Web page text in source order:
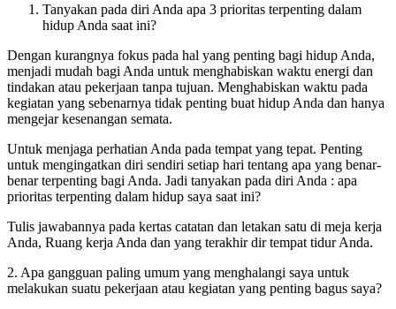
Tanyakan pada diri Anda apa 3 prioritas terpenting dalam
hidup Anda saat ini?
Dengan kurangnya fokus pada hal yang penting bagi hidup Anda,
menjadi mudah bagi Anda untuk menghabiskan waktu energi dan
tindakan atau pekerjaan tanpa tujuan. Menghabiskan waktu pada
kegiatan yang sebenarnya tidak penting buat hidup Anda dan hanya
mengejar kesenangan semata.
Untuk menjaga perhatian Anda pada tempat yang tepat. Penting
untuk mengingatkan diri sendiri setiap hari tentang apa yang benar-
benar terpenting bagi Anda. Jadi tanyakan pada diri Anda : apa
prioritas terpenting dalam hidup saya saat ini?
Tulis jawabannya pada kertas catatan dan letakan satu di meja kerja
Anda, Ruang kerja Anda dan yang terakhir dir tempat tidur Anda.
2. Apa gangguan paling umum yang menghalangi saya untuk
melakukan suatu pekerjaan atau kegiatan yang penting bagus saya?